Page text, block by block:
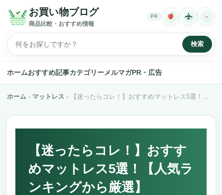
お買い物ブログ
商品比較・おすすめ情報
検索
PR
ホームおすすめ記事カテゴリーメルマガPR・広告
ホーム マットレス 【迷ったらコレ！】おすすめマットレス5選！【人気ランキングから厳選】
【迷ったらコレ！】おすす
めマットレス5選！【人気ラ
ンキングから厳選】